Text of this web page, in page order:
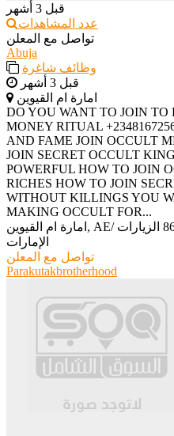
قبل 3 أشهر
عدد المشاهدات
تواصل مع المعلن
Abuja
وظائف شاغرة
قبل 3 أشهر
امارة ام القيوين
‎DO YOU WANT TO JOIN
MONEY RITUAL
AND FAME JOIN OCCULT
JOIN SECRET OCCULT
POWERFUL HOW TO JOIN
RICHES HOW TO JOIN
WITHOUT KILLINGS YOU
MAKING OCCULT FOR...
امارة ام القيوين, AE/
الإمارات
تواصل مع المعلن
Parakutakbrotherhood